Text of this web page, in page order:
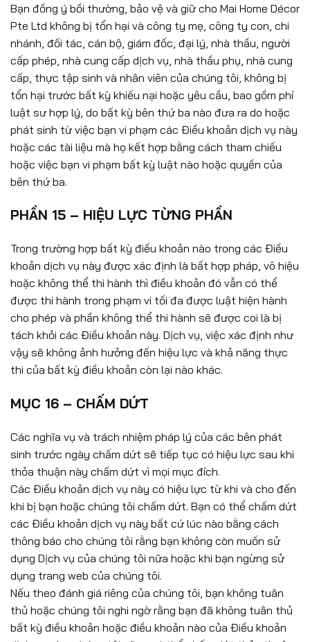
Bạn đồng ý bồi thường, bảo vệ và giữ cho Mai Home Décor
Pte Ltd không bị tổn hại và công ty mẹ, công ty con, chi
nhánh, đối tác, cán bộ, giám đốc, đại lý, nhà thầu, người
cấp phép, nhà cung cấp dịch vụ, nhà thầu phụ, nhà cung
cấp, thực tập sinh và nhân viên của chúng tôi, không bị
tổn hại trước bất kỳ khiếu nại hoặc yêu cầu, bao gồm phí
luật sư hợp lý, do bất kỳ bên thứ ba nào đưa ra do hoặc
phát sinh từ việc bạn vi phạm các Điều khoản dịch vụ này
hoặc các tài liệu mà họ kết hợp bằng cách tham chiếu
hoặc việc bạn vi phạm bất kỳ luật nào hoặc quyền của
bên thứ ba.
PHẦN 15 – HIỆU LỰC TỪNG PHẦN
Trong trường hợp bất kỳ điều khoản nào trong các Điều
khoản dịch vụ này được xác định là bất hợp pháp, vô hiệu
hoặc không thể thi hành thì điều khoản đó vẫn có thể
được thi hành trong phạm vi tối đa được luật hiện hành
cho phép và phần không thể thi hành sẽ được coi là bị
tách khỏi các Điều khoản này. Dịch vụ, việc xác định như
vậy sẽ không ảnh hưởng đến hiệu lực và khả năng thực
thi của bất kỳ điều khoản còn lại nào khác.
MỤC 16 – CHẤM DỨT
Các nghĩa vụ và trách nhiệm pháp lý của các bên phát
sinh trước ngày chấm dứt sẽ tiếp tục có hiệu lực sau khi
thỏa thuận này chấm dứt vì mọi mục đích.
Các Điều khoản dịch vụ này có hiệu lực từ khi và cho đến
khi bị bạn hoặc chúng tôi chấm dứt. Bạn có thể chấm dứt
các Điều khoản dịch vụ này bất cứ lúc nào bằng cách
thông báo cho chúng tôi rằng bạn không còn muốn sử
dụng Dịch vụ của chúng tôi nữa hoặc khi bạn ngừng sử
dụng trang web của chúng tôi.
Nếu theo đánh giá riêng của chúng tôi, bạn không tuân
thủ hoặc chúng tôi nghi ngờ rằng bạn đã không tuân thủ
bất kỳ điều khoản hoặc điều khoản nào của Điều khoản